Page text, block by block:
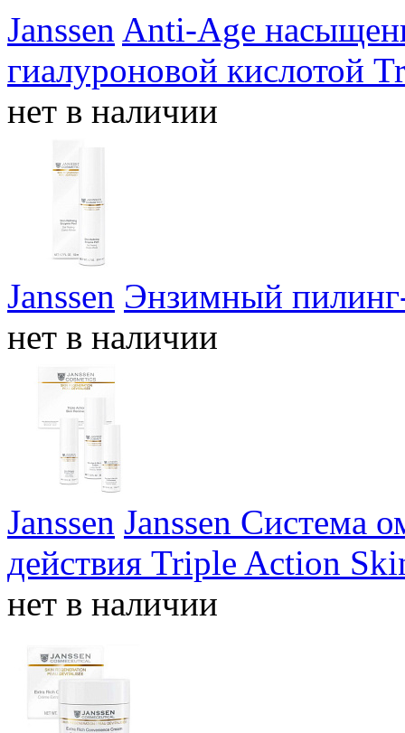
Janssen Anti-Age
гиалуроновой кислотой
нет в наличии
Janssen Энзимный
нет в наличии
Janssen Janssen Система
действия Triple Action
нет в наличии